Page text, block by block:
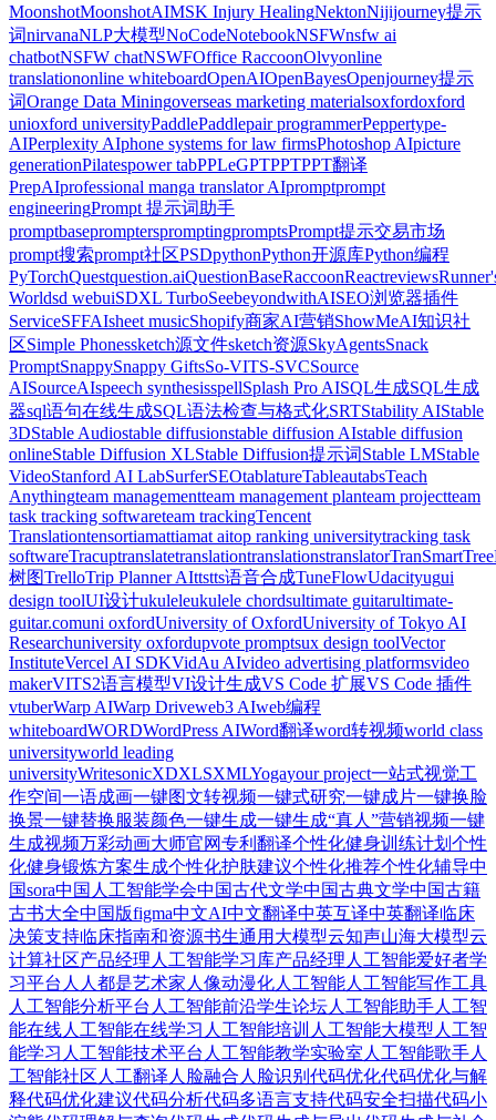
MoonshotMoonshotAIMSK Injury HealingNektonNijijourney提示
词nirvanaNLP大模型NoCodeNotebookNSFWnsfw ai
chatbotNSFW chatNSWFOffice RaccoonOlvyonline
translationonline whiteboardOpenAIOpenBayesOpenjourney提示
词Orange Data Miningoverseas marketing materialsoxfordoxford
unioxford universityPaddlePaddlepair programmerPeppertype-
AIPerplexity AIphone systems for law firmsPhotoshop AIpicture
generationPilatespower tabPPLeGPTPPTPPT翻译
PrepAIprofessional manga translator AIpromptprompt
engineeringPrompt 提示词助手
promptbaseprompterspromptingpromptsPrompt提示交易市场
prompt搜索prompt社区PSDpythonPython开源库Python编程
PyTorchQuestquestion.aiQuestionBaseRaccoonReactreviews
Worldsd webuiSDXL TurboSeebeyondwithAISEO浏览器插件
ServiceSFFAIsheet musicShopify商家AI营销ShowMeAI知识社
区Simple Phonessketch源文件sketch资源SkyAgentsSnack
PromptSnappySnappy GiftsSo-VITS-SVCSource
AISourceAIspeech synthesisspellSplash Pro AISQL生成SQL生成
器sql语句在线生成SQL语法检查与格式化SRTStability AIStable
3DStable Audiostable diffusionstable diffusion AIstable diffusion
onlineStable Diffusion XLStable Diffusion提示词Stable LMStable
VideoStanford AI LabSurferSEOtablatureTableautabsTeach
Anythingteam managementteam management planteam projectteam
task tracking softwareteam trackingTencent
Translationtensortiamattiamat aitop ranking universitytracking task
softwareTracuptranslatetranslationtranslationstranslatorTranSmart
树图TrelloTrip Planner AIttstts语音合成TuneFlowUdacityugui
design toolUI设计ukuleleukulele chordsultimate guitarultimate-
guitar.comuni oxfordUniversity of OxfordUniversity of Tokyo AI
Researchuniversity oxfordupvote promptsux design toolVector
InstituteVercel AI SDKVidAu AIvideo advertising platformsvideo
makerVITS2语言模型VI设计生成VS Code 扩展VS Code 插件
vtuberWarp AIWarp Driveweb3 AIweb编程
whiteboardWORDWordPress AIWord翻译word转视频world class
universityworld leading
universityWritesonicXDXLSXMLYogayour project一站式视觉工
作空间一语成画一键图文转视频一键式研究一键成片一键换脸
换景一键替换服装颜色一键生成一键生成“真人”营销视频一键
生成视频万彩动画大师官网专利翻译个性化健身训练计划 个性
化健身锻炼方案生成个性化护肤建议个性化推荐个性化辅导中
国sora中国人工智能学会中国古代文学中国古典文学中国古籍
古书大全中国版figma中文AI中文翻译中英互译中英翻译临床
决策支持临床指南和资源书生通用大模型云知声山海大模型云
计算社区产品经理人工智能学习库产品经理人工智能爱好者学
习平台 人人都是艺术家 人像动漫化人工智能人工智能写作工具
人工智能分析平台 人工智能前沿学生论坛人工智能助手人工智
能在线人工智能在线学习 人工智能培训 人工智能大模型 人工智
能学习 人工智能技术平台 人工智能教学实验室 人工智能歌手人
工智能社区 人工翻译 人脸融合 人脸识别 代码优化代码优化与解
释代码优化建议代码分析代码多语言支持代码安全扫描代码小